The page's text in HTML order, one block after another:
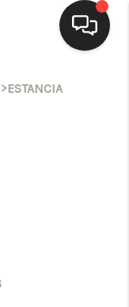
HOME
LAS
>ESTANCIA